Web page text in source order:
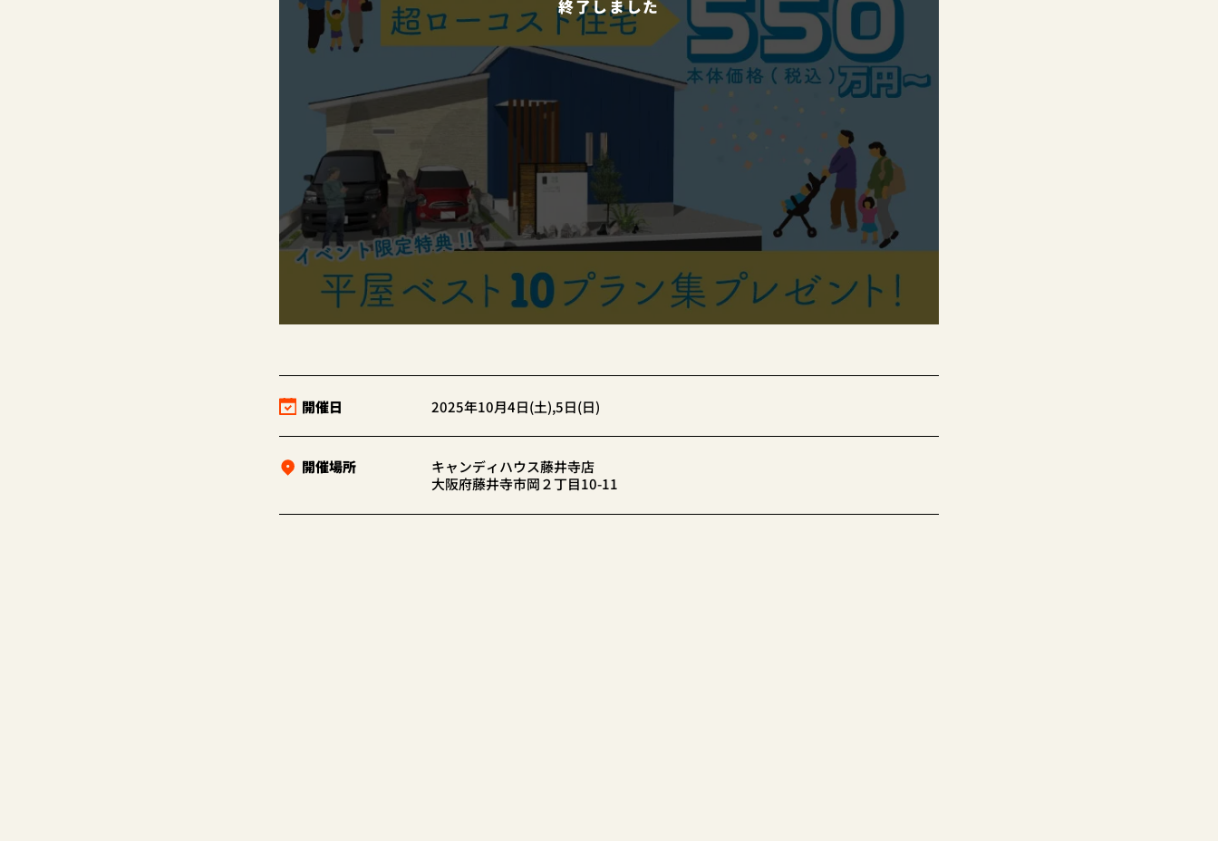
終了しました
開催日 2025年10月4日(土),5日(日)
開催場所
キャンディハウス藤井寺店
大阪府藤井寺市岡２丁目10-11